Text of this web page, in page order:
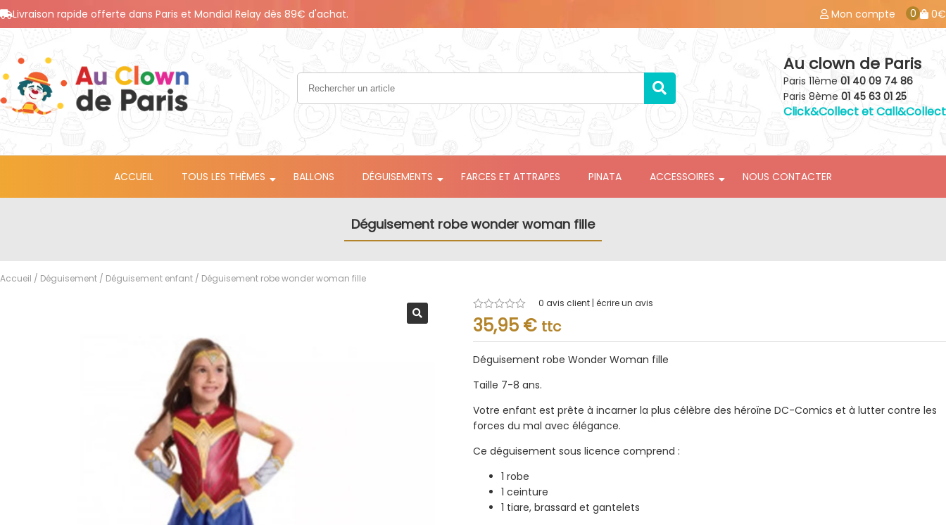
Livraison rapide offerte dans Paris et Mondial Relay dès 89€ d'achat. Mon compte 0 0€
Au clown de Paris
Paris 11ème 01 40 09 74 86
Paris 8ème 01 45 63 01 25
Click&Collect et Call&Collect
ACCUEIL TOUS LES THÈMES BALLONS DÉGUISEMENTS FARCES ET ATTRAPES PINATA ACCESSOIRES NOUS CONTACTER
Déguisement robe wonder woman fille
Accueil / Déguisement / Déguisement enfant / Déguisement robe wonder woman fille
Note
0.001
0 avis client | écrire un avis
35,95 € ttc
Déguisement robe Wonder Woman fille
Taille 7-8 ans.
Votre enfant est prête à incarner la plus célèbre des héroïne DC-Comics et à lutter contre les
forces du mal avec élégance.
Ce déguisement sous licence comprend :
1 robe
1 ceinture
1 tiare, brassard et gantelets